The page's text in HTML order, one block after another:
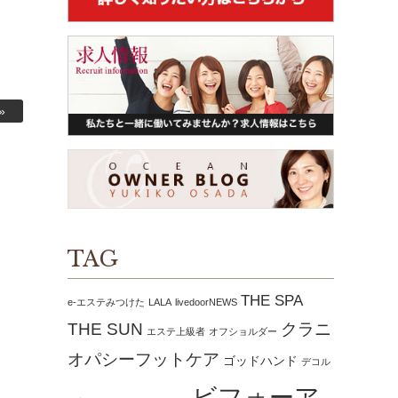
TAG
e-エステみつけた LALA livedoorNEWS THE SPA
THE SUN エステ上級者 オフショルダー クラニ
オパシーフットケア ゴッドハンド デコル